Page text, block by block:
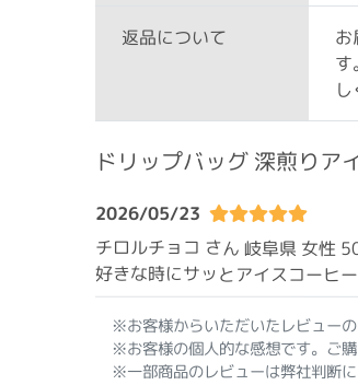
返品について お
す
ドリップバッグ 深煎りア
2026/05/23
チロルチョコ さん 岐阜県 女性
好きな時にサッとアイスコーヒ
※お客様からいただいたレビュー
※お客様の個人的な感想です。ご
※一部商品のレビューは弊社判断